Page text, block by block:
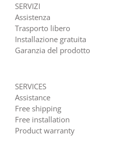
SERVIZI
Assistenza
Trasporto libero
Installazione gratuita
Garanzia del prodotto
SERVICES
Assistance
Free shipping
Free installation
Product warranty